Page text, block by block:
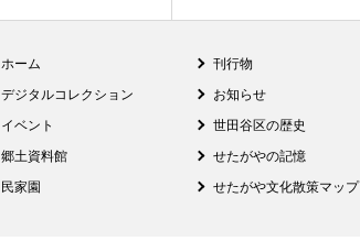
ホーム
デジタルコレクション
イベント
郷土資料館
民家園
刊行物
お知らせ
世田谷区の歴史
せたがやの記憶
せたがや文化散策マップ